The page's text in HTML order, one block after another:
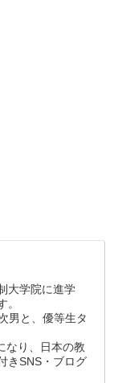
大学院に進学
。
男と、優等生タ
なり、日本の教
きSNS・ブログ